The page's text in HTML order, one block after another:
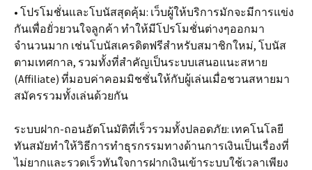
• โปรโมชั่นและโบนัสสุดคุ้ม: เว็บผู้ให้บริการมักจะมีการแข่ง
กันเพื่อยั่วยวนใจลูกค้า ทำให้มีโปรโมชั่นต่างๆออกมา
จำนวนมาก เช่นโบนัสเครดิตฟรีสำหรับสมาชิกใหม่, โบนัส
ตามเทศกาล, รวมทั้งที่สำคัญเป็นระบบเสนอแนะสหาย
(Affiliate) ที่มอบค่าคอมมิชชั่นให้กับผู้เล่นเมื่อชวนสหายมา
สมัครรวมทั้งเล่นด้วยกัน
ระบบฝาก-ถอนอัตโนมัติที่เร็วรวมทั้งปลอดภัย: เทคโนโลยี
ทันสมัยทำให้วิธีการทำธุรกรรมทางด้านการเงินเป็นเรื่องที่
ไม่ยากและรวดเร็วทันใจการฝากเงินเข้าระบบใช้เวลาเพียง